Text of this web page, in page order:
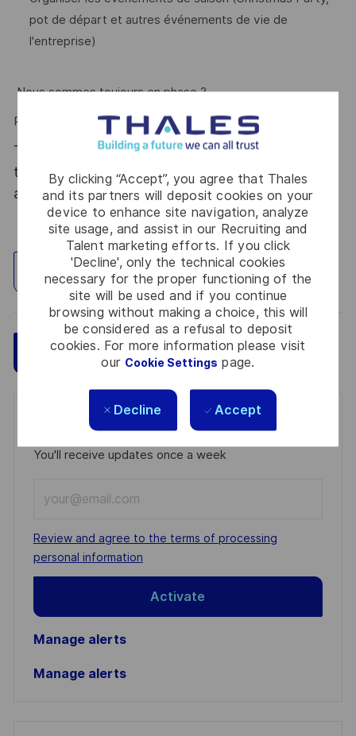
By clicking “Accept”, you agree that Thales
and its partners will deposit cookies on your
device to enhance site navigation, analyze
site usage, and assist in our Recruiting and
Talent marketing efforts. If you click
'Decline', only the technical cookies
necessary for the proper functioning of the
site will be used and if you continue
browsing without making a choice, this will
be considered as a refusal to deposit
cookies. For more information please visit
our Cookie Settings page.
Decline Accept
pot de départ et autres événements de vie de
l'entreprise)
Nous sommes toujours en phase ?
Rejoignez-nous!
Thales, entreprise Handi-Engagée, reconnait
tous les talents. La diversité est notre meilleur
atout. Postulez et rejoignez nous !
Explore Location
Apply Now Save
Get notified for similar jobs
You'll receive updates once a week
Email
address
(Required)
Required
Review and agree to the terms of processing
personal information
Activate
Manage alerts
Manage alerts